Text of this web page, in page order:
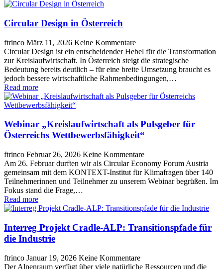
Circular Design in Österreich
ftrinco März 11, 2026 Keine Kommentare
Circular Design ist ein entscheidender Hebel für die Transformation
zur Kreislaufwirtschaft. In Österreich steigt die strategische
Bedeutung bereits deutlich – für eine breite Umsetzung braucht es
jedoch bessere wirtschaftliche Rahmenbedingungen,…
Read more
Webinar „Kreislaufwirtschaft als Pulsgeber für
Österreichs Wettbewerbsfähigkeit“
ftrinco Februar 26, 2026 Keine Kommentare
Am 26. Februar durften wir als Circular Economy Forum Austria
gemeinsam mit dem KONTEXT-Institut für Klimafragen über 140
Teilnehmerinnen und Teilnehmer zu unserem Webinar begrüßen. Im
Fokus stand die Frage,…
Read more
Interreg Projekt Cradle-ALP: Transitionspfade für
die Industrie
ftrinco Januar 19, 2026 Keine Kommentare
Der Alpenraum verfügt über viele natürliche Ressourcen und die